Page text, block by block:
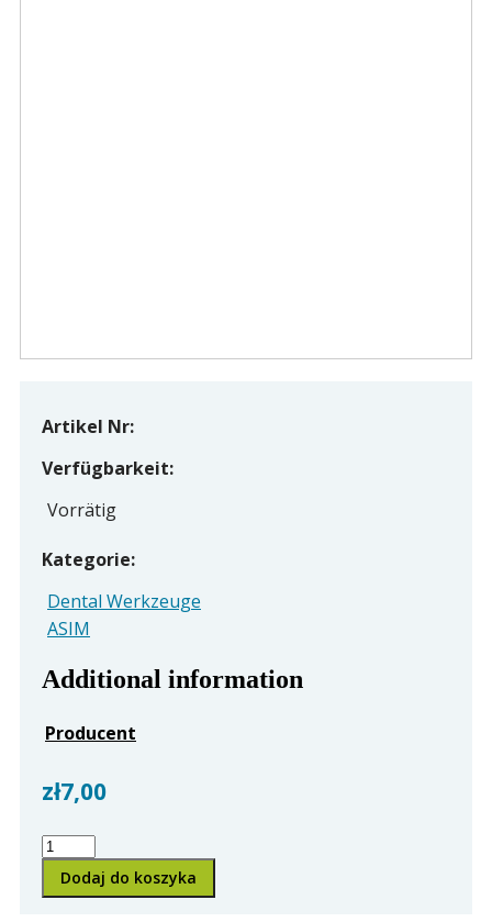
Artikel Nr:
Verfügbarkeit:
Vorrätig
Kategorie:
Dental Werkzeuge
ASIM
Additional information
Producent
zł7,00
DENTALSPIEGEL
MIT
RHODIUM-
BESCHICHTUNG
Dodaj do koszyka